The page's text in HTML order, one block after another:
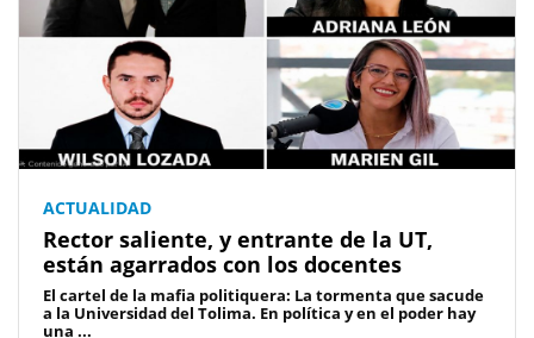
ACTUALIDAD
Rector saliente, y entrante de la UT,
están agarrados con los docentes
El cartel de la mafia politiquera: La tormenta que sacude
a la Universidad del Tolima. En política y en el poder hay
una ...